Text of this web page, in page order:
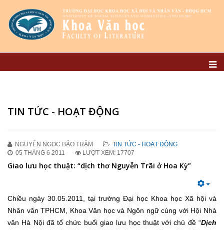
TIN TỨC - HOẠT ĐỘNG
NGUYỄN NGỌC BẢO TRÂM
TIN TỨC - HOẠT ĐỘNG
05 THÁNG 6 2011
LƯỢT XEM: 17707
Giao lưu học thuật: “dịch thơ Nguyễn Trãi ở Hoa Kỳ”
Chiều ngày 30.05.2011, tại trường Đại học Khoa học Xã hội và
Nhân văn TPHCM, Khoa Văn học và Ngôn ngữ cùng với Hội Nhà
văn Hà Nội đã tổ chức buổi giao lưu học thuật với chủ đề “Dịch